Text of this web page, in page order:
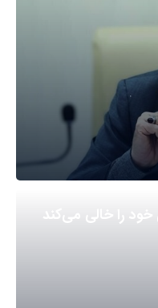
خود را خالی می‌کند